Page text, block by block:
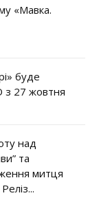
«Мавка.
буде
з 27 жовтня
над
та
митця